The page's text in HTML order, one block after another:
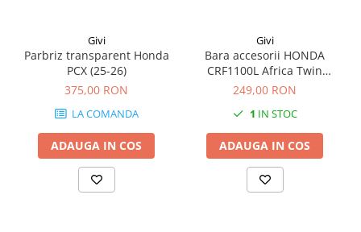
Givi
Parbriz transparent Honda
PCX (25-26)
375,00 RON
LA COMANDA
ADAUGA IN COS
Givi
Bara accesorii HONDA
CRF1100L Africa Twin
Adventure Sports (20 - 23)
Adventure Sports (24)
CRF1100L AFRICA TWIN (24)
CRF1100L Africa Twin (20 -
23)
249,00 RON
1 IN STOC
ADAUGA IN COS